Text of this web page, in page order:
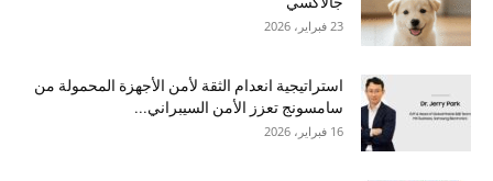
23 فبراير، 2026
استراتيجية انعدام الثقة لأمن الأجهزة المحمولة من
سامسونج تعزز الأمن السيبراني...
16 فبراير، 2026